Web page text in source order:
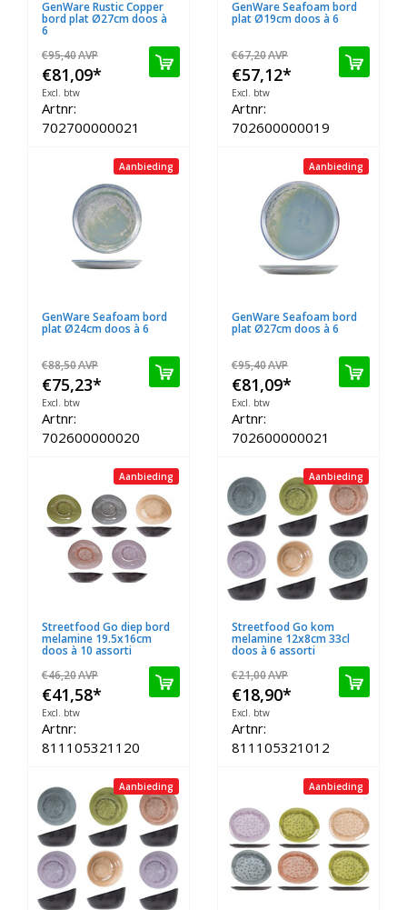
GenWare Rustic Copper
bord plat Ø27cm doos à
6
€95,40AVP
€81,09*
Excl. btw
Artnr:
702700000021
GenWare Seafoam bord
plat Ø19cm doos à 6
€67,20AVP
€57,12*
Excl. btw
Artnr:
702600000019
Aanbieding
GenWare Seafoam bord
plat Ø24cm doos à 6
€88,50AVP
€75,23*
Excl. btw
Artnr:
702600000020
Aanbieding
GenWare Seafoam bord
plat Ø27cm doos à 6
€95,40AVP
€81,09*
Excl. btw
Artnr:
702600000021
Aanbieding
Streetfood Go diep bord
melamine 19.5x16cm
doos à 10 assorti
€46,20AVP
€41,58*
Excl. btw
Artnr:
811105321120
Aanbieding
Streetfood Go kom
melamine 12x8cm 33cl
doos à 6 assorti
€21,00AVP
€18,90*
Excl. btw
Artnr:
811105321012
Aanbieding Aanbieding